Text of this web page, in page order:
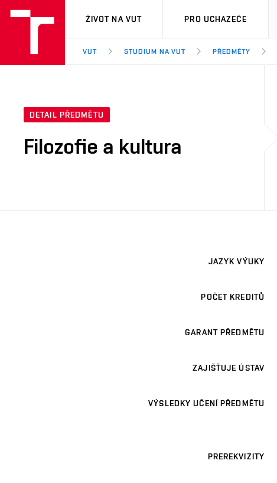
VUT
ŽIVOT NA VUT PRO UCHAZEČE
VUT STUDIUM NA VUT PŘEDMĚTY
DETAIL PŘEDMĚTU
Filozofie a kultura
JAZYK VÝUKY
POČET KREDITŮ
GARANT PŘEDMĚTU
ZAJIŠŤUJE ÚSTAV
VÝSLEDKY UČENÍ PŘEDMĚTU
PREREKVIZITY